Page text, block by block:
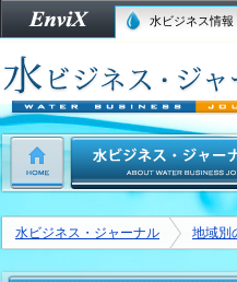
水ビジネス情報
水ビジネス・ジャーナル 地域別